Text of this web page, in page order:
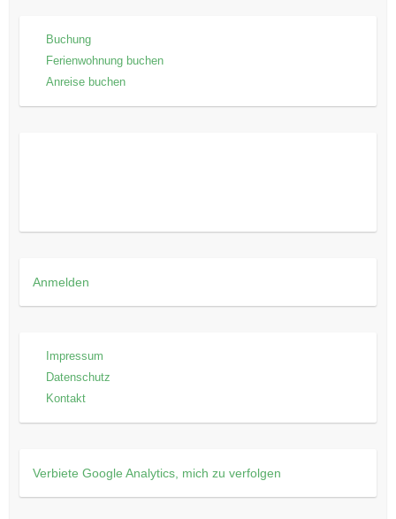
Buchung
Ferienwohnung buchen
Anreise buchen
Anmelden
Impressum
Datenschutz
Kontakt
Verbiete Google Analytics, mich zu verfolgen